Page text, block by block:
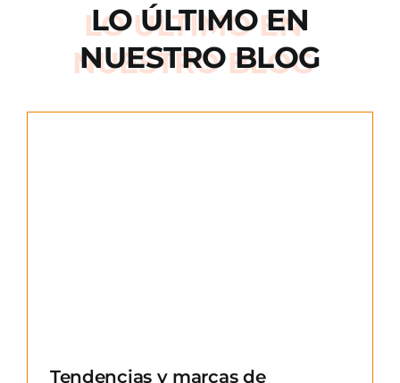
LO ÚLTIMO EN
NUESTRO BLOG
Tendencias y marcas de